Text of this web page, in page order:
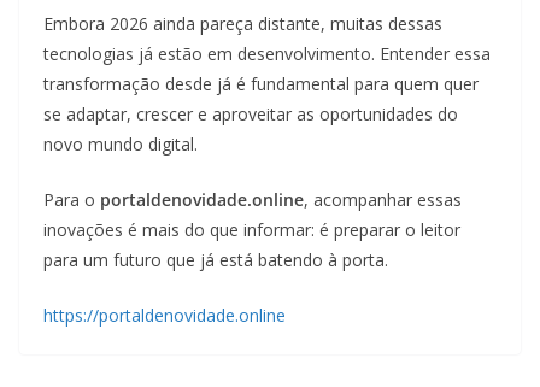
Embora 2026 ainda pareça distante, muitas dessas
tecnologias já estão em desenvolvimento. Entender essa
transformação desde já é fundamental para quem quer
se adaptar, crescer e aproveitar as oportunidades do
novo mundo digital.
Para o portaldenovidade.online, acompanhar essas
inovações é mais do que informar: é preparar o leitor
para um futuro que já está batendo à porta.
https://portaldenovidade.online